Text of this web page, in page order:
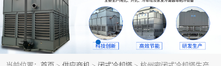
闭式冷却塔 水箱
电控箱 水泵